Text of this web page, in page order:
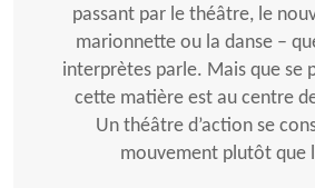
passant par le théâtre, le
marionnette ou la danse –
interprètes parle. Mais que se
cette matière est au centre
Un théâtre d’action se
mouvement plutôt que